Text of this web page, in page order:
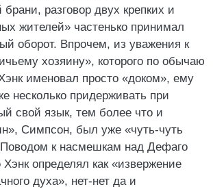
разговор двух крепких и
жителей» частенько принимал
оборот. Впрочем, из уважения к
хозяину», которого по обычаю
именовал просто «доком», ему
несколько придерживать при
свой язык, тем более что и
Симпсон, был уже «чуть-чуть
к насмешкам над Дефаго
определял как «извержение
духа», нет-нет да и